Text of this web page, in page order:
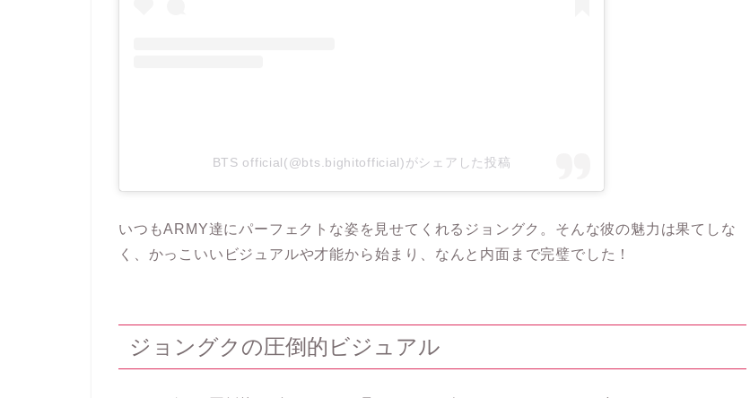
BTS official(@bts.bighitofficial)がシェアした投稿
いつもARMY達にパーフェクトな姿を見せてくれるジョングク。そんな彼の魅力は果てしな
く、かっこいいビジュアルや才能から始まり、なんと内面まで完璧でした！
ジョングクの圧倒的ビジュアル